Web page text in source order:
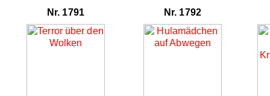
Nr. 1791 Nr. 1792